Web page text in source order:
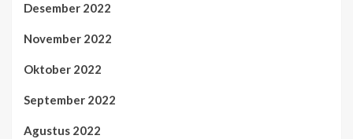
Desember 2022
November 2022
Oktober 2022
September 2022
Agustus 2022